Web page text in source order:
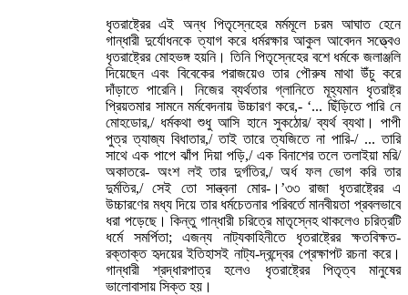
ধৃতরাষ্ট্রের এই অন্ধ পিতৃস্নেহের মর্মমূলে চরম আঘাত হেনে
গান্ধারী দুর্যোধনকে ত্যাগ করে ধর্মরক্ষার আকুল আবেদন সত্ত্বেও
ধৃতরাষ্ট্রের মোহভঙ্গ হয়নি। তিনি পিতৃস্নেহের বশে ধর্মকে জলাঞ্জলি
দিয়েছেন এবং বিবেকের পরাজয়েও তার পৌরুষ মাথা উঁচু করে
দাঁড়াতে পারেনি। নিজের ব্যর্থতার গ্লানিতে মূহ্যমান ধৃতরাষ্ট্র
প্রিয়তমার সামনে মর্মবেদনায় উচ্চারণ করে,- ‘... ছিঁড়িতে পারি নে
মোহডোর,/ ধর্মকথা শুধু আসি হানে সুকঠোর/ ব্যর্থ ব্যথা। পাপী
পুত্র ত্যাজ্য বিধাতার,/ তাই তারে ত্যজিতে না পারি-/ ... তারি
সাথে এক পাপে ঝাঁপ দিয়া পড়ি,/ এক বিনাশের তলে তলাইয়া মরি/
অকাতরে- অংশ লই তার দুর্গতির,/ অর্ধ ফল ভোগ করি তার
দুর্মতির,/ সেই তো সান্ত্বনা মোর-।’৩৩ রাজা ধৃতরাষ্ট্রের এ
উচ্চারণের মধ্য দিয়ে তার ধর্মচেতনার পরিবর্তে মানবীয়তা প্রবলভাবে
ধরা পড়েছে। কিন্তু গান্ধারী চরিত্রে মাতৃস্নেহ থাকলেও চরিত্রটি
ধর্মে সমর্পিতা; এজন্য নাট্যকাহিনীতে ধৃতরাষ্ট্রের ক্ষতবিক্ষত-
রক্তাক্ত হৃদয়ের ইতিহাসই নাট্য-দ্বন্দ্বের প্রেক্ষাপট রচনা করে।
গান্ধারী শ্রদ্ধারপাত্র হলেও ধৃতরাষ্ট্রের পিতৃত্ব মানুষের
ভালোবাসায় সিক্ত হয়।